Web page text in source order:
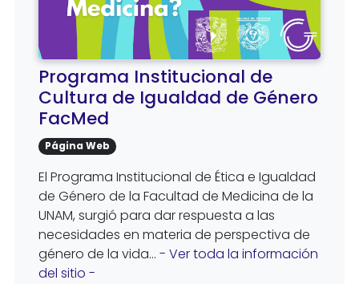
Programa Institucional de
Cultura de Igualdad de Género
FacMed
Página Web
El Programa Institucional de Ética e Igualdad
de Género de la Facultad de Medicina de la
UNAM, surgió para dar respuesta a las
necesidades en materia de perspectiva de
género de la vida... - Ver toda la información
del sitio -